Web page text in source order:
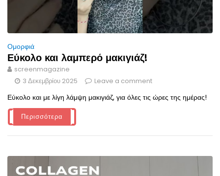
Ομορφιά
Εύκολο και λαμπερό μακιγιάζ!
screenmagazine
3 Δεκεμβρίου 2025
Leave a comment
Εύκολο και με λίγη λάμψη μακιγιάζ, για όλες τις ώρες της ημέρας!
Περισσότερα